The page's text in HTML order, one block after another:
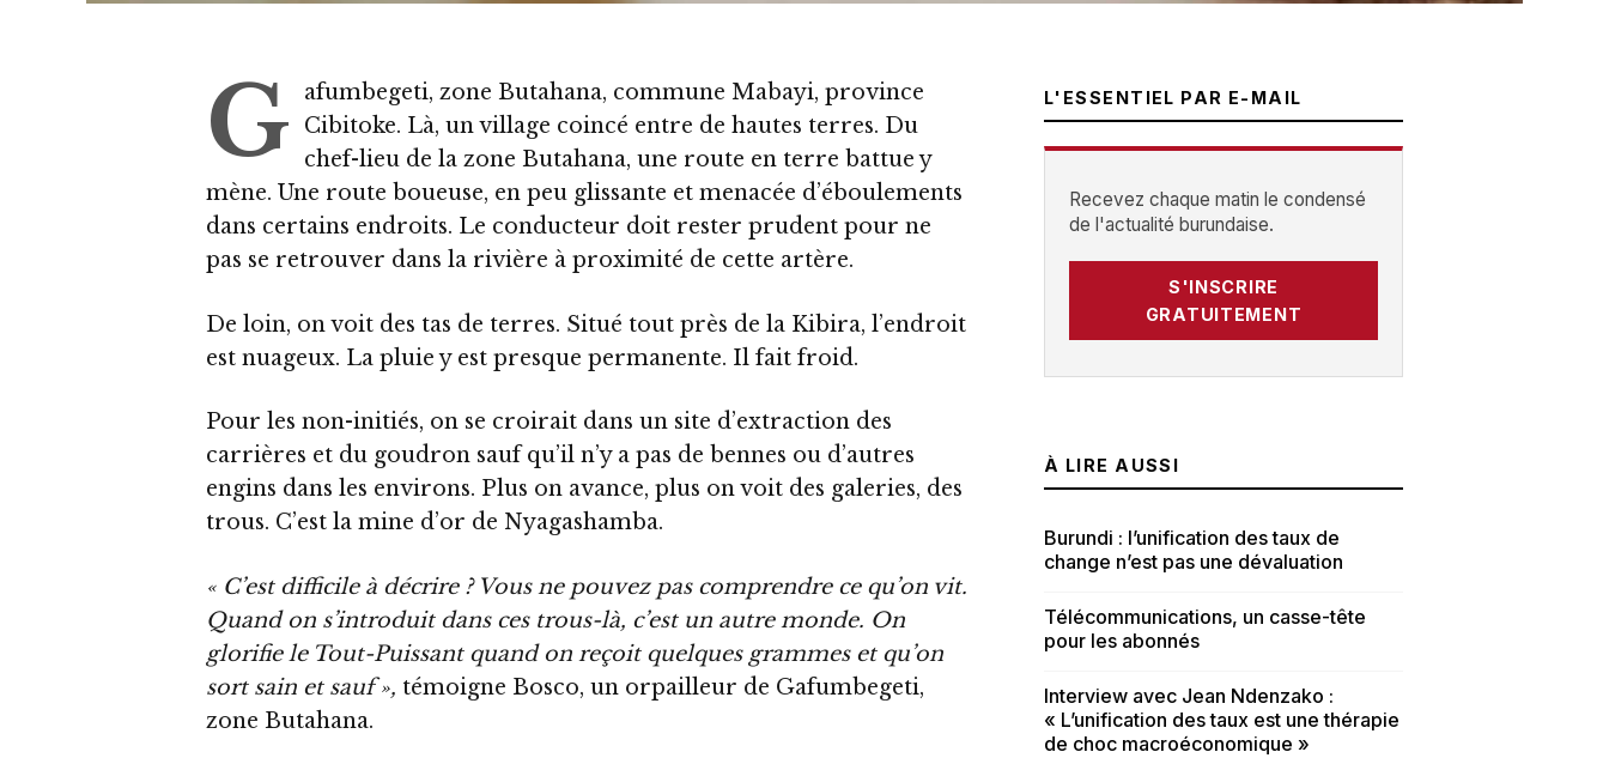
G
afumbegeti, zone Butahana, commune Mabayi, province
Cibitoke. Là, un village coincé entre de hautes terres. Du
chef-lieu de la zone Butahana, une route en terre battue y
mène. Une route boueuse, en peu glissante et menacée d’éboulements
dans certains endroits. Le conducteur doit rester prudent pour ne
pas se retrouver dans la rivière à proximité de cette artère.
De loin, on voit des tas de terres. Situé tout près de la Kibira, l’endroit
est nuageux. La pluie y est presque permanente. Il fait froid.
Pour les non-initiés, on se croirait dans un site d’extraction des
carrières et du goudron sauf qu’il n’y a pas de bennes ou d’autres
engins dans les environs. Plus on avance, plus on voit des galeries, des
trous. C’est la mine d’or de Nyagashamba.
« C’est difficile à décrire ? Vous ne pouvez pas comprendre ce qu’on vit.
Quand on s’introduit dans ces trous-là, c’est un autre monde. On
glorifie le Tout-Puissant quand on reçoit quelques grammes et qu’on
sort sain et sauf », témoigne Bosco, un orpailleur de Gafumbegeti,
zone Butahana.
L'ESSENTIEL PAR E-MAIL
Recevez chaque matin le condensé
de l'actualité burundaise.
S'INSCRIRE
GRATUITEMENT
À LIRE AUSSI
Burundi : l’unification des taux de
change n’est pas une dévaluation
Télécommunications, un casse-tête
pour les abonnés
Interview avec Jean Ndenzako :
« L’unification des taux est une thérapie
de choc macroéconomique »